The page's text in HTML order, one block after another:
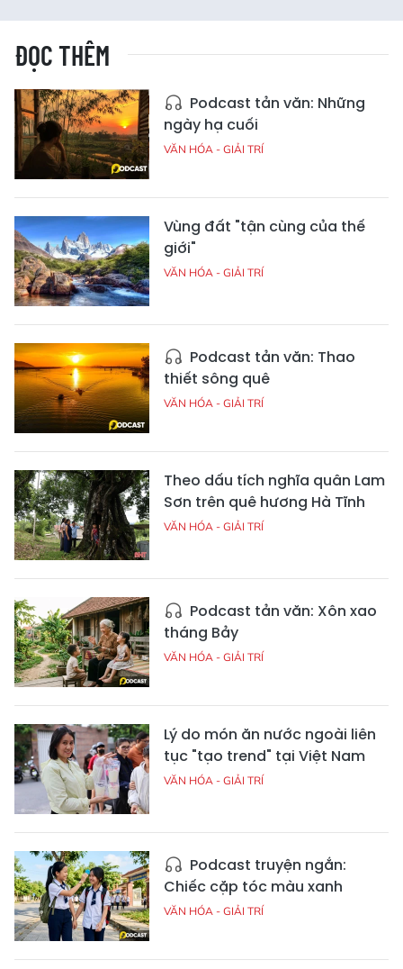
ĐỌC THÊM
Podcast tản văn: Những
ngày hạ cuối
VĂN HÓA - GIẢI TRÍ
Vùng đất "tận cùng của thế
giới"
VĂN HÓA - GIẢI TRÍ
Podcast tản văn: Thao
thiết sông quê
VĂN HÓA - GIẢI TRÍ
Theo dấu tích nghĩa quân Lam
Sơn trên quê hương Hà Tĩnh
VĂN HÓA - GIẢI TRÍ
Podcast tản văn: Xôn xao
tháng Bảy
VĂN HÓA - GIẢI TRÍ
Lý do món ăn nước ngoài liên
tục "tạo trend" tại Việt Nam
VĂN HÓA - GIẢI TRÍ
Podcast truyện ngắn:
Chiếc cặp tóc màu xanh
VĂN HÓA - GIẢI TRÍ